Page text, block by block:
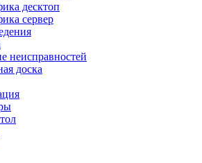
десктоп
сервер
неисправностей
доска